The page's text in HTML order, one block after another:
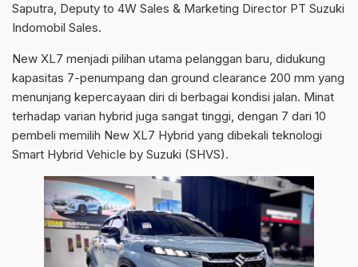
Saputra, Deputy to 4W Sales & Marketing Director PT Suzuki
Indomobil Sales.
New XL7 menjadi pilihan utama pelanggan baru, didukung
kapasitas 7-penumpang dan ground clearance 200 mm yang
menunjang kepercayaan diri di berbagai kondisi jalan. Minat
terhadap varian hybrid juga sangat tinggi, dengan 7 dari 10
pembeli memilih New XL7 Hybrid yang dibekali teknologi
Smart Hybrid Vehicle by Suzuki (SHVS).